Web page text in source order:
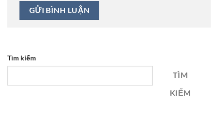
Tìm kiếm
TÌM
KIẾM